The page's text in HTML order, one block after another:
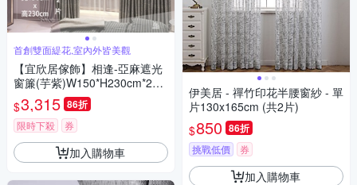
首創雙面緹花,室內外皆美觀
【宜欣居傢飾】相逢-亞麻遮光
窗簾(芋紫)W150*H230cm*2片/
遮光/摺景/半腰/窗簾/台灣製MI
T
$3,315 86折
限時下殺 券
加入購物車
伊美居 - 禪竹印花半腰窗紗 - 單
片130x165cm (共2片)
$850 86折
挑戰低價 券
加入購物車